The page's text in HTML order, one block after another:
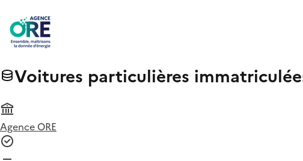
Voitures particulières
Agence ORE